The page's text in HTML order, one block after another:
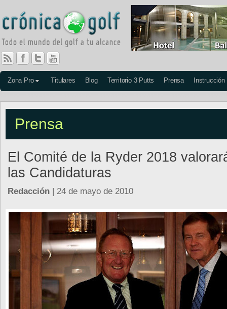
Zona Pro Titulares Blog Territorio 3 Putts Prensa Instrucción
Prensa
El Comité de la Ryder 2018
las Candidaturas
Redacción | 24 de mayo de 2010